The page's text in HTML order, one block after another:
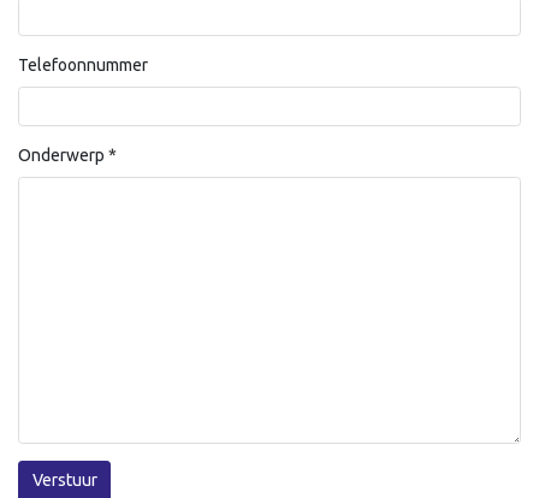
Telefoonnummer
Onderwerp *
Verstuur